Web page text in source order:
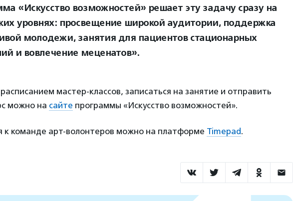
«Искусство возможностей» решает эту задачу сразу на
уровнях: просвещение широкой аудитории, поддержка
молодежи, занятия для пациентов стационарных
и вовлечение меценатов».
мастер-классов, записаться на занятие и отправить
можно на сайте программы «Искусство возможностей».
к команде арт-волонтеров можно на платформе Timepad.